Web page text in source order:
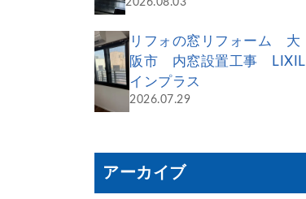
リフォの窓リフォーム 大
阪市 内窓設置工事 LIXIL
インプラス
2026.07.29
アーカイブ